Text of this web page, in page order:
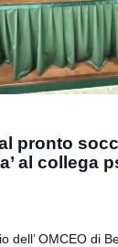
pronto
al collega
dell’ OMCEO di